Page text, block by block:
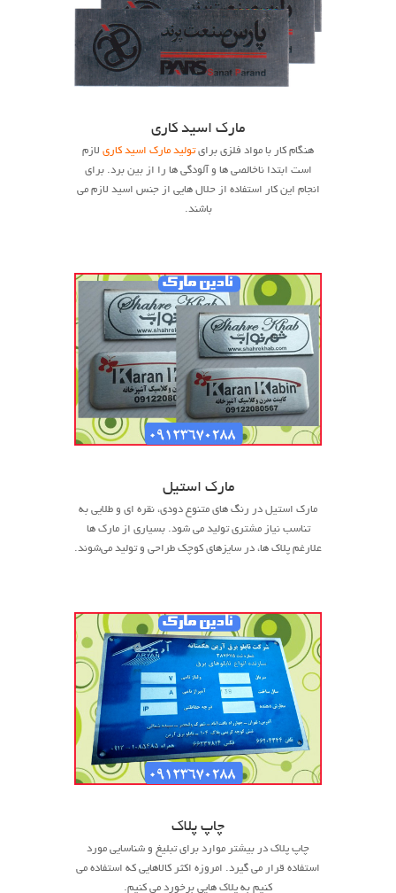
مارک اسید کاری
هنگام کار با مواد فلزی برایتولید مارک اسید کاری لازم
است ابتدا ناخالصی ها و آلودگی ها را از بین برد. برای
انجام این کار استفاده از حلال هایی از جنس اسید لازم می
باشند.
مارک استیل
مارک استیل در رنگ های متنوع دودی، نقره ای و طلایی به
تناسب نیاز مشتری تولید می شود. بسیاری از مارک ها
علارغم پلاک ها، در سایزهای کوچک طراحی و تولید می‌شوند.
چاپ پلاک
چاپ پلاک در بیشتر موارد برای تبلیغ و شناسایی مورد
استفاده قرار می گیرد. امروزه اکثر کالاهایی که استفاده می
کنیم به پلاک هایی برخورد می کنیم.